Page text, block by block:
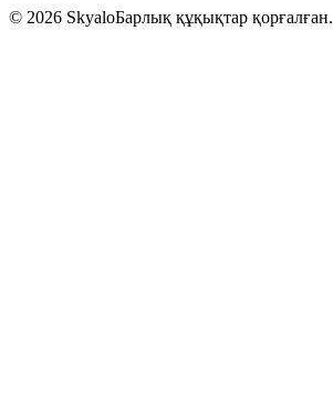
© 2026 SkyaloБарлық құқықтар қорғалған.